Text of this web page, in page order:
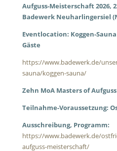
Aufguss-Meisterschaft 2026,
Badewerk Neuharlingersiel
Eventlocation: Koggen-Sauna
Gäste
https://www.badewerk.de/
sauna/koggen-sauna/
Zehn MoA Masters of
Teilnahme-Voraussetzung:
Ausschreibung, Programm:
https://www.badewerk.de/
aufguss-meisterschaft/